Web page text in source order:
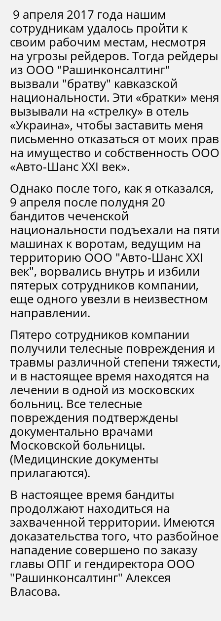
9 апреля 2017 года нашим
сотрудникам удалось пройти к
своим рабочим местам, несмотря
на угрозы рейдеров. Тогда рейдеры
из ООО "Рашинконсалтинг"
вызвали "братву" кавказской
национальности. Эти «братки» меня
вызывали на «стрелку» в отель
«Украина», чтобы заставить меня
письменно отказаться от моих прав
на имущество и собственность ООО
«Авто-Шанс XXI век».
Однако после того, как я отказался,
9 апреля после полудня 20
бандитов чеченской
национальности подъехали на пяти
машинах к воротам, ведущим на
территорию ООО "Авто-Шанс XXI
век", ворвались внутрь и избили
пятерых сотрудников компании,
еще одного увезли в неизвестном
направлении.
Пятеро сотрудников компании
получили телесные повреждения и
травмы различной степени тяжести,
и в настоящее время находятся на
лечении в одной из московских
больниц. Все телесные
повреждения подтверждены
документально врачами
Московской больницы.
(Медицинские документы
прилагаются).
В настоящее время бандиты
продолжают находиться на
захваченной территории. Имеются
доказательства того, что разбойное
нападение совершено по заказу
главы ОПГ и гендиректора ООО
"Рашинконсалтинг" Алексея
Власова.